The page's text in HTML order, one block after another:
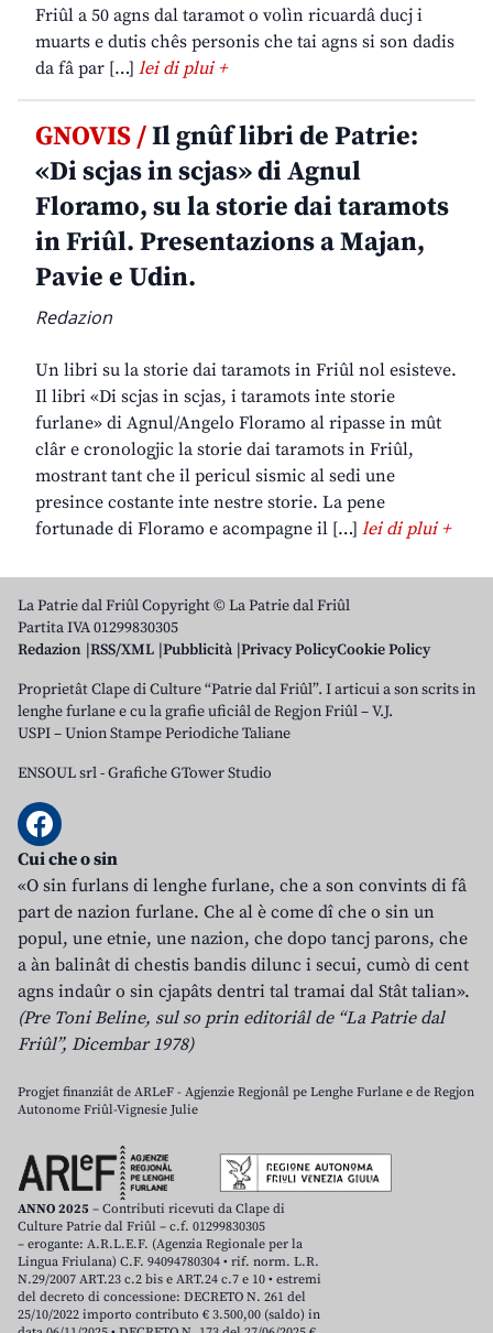
Friûl a 50 agns dal taramot o volìn ricuardâ ducj i
muarts e dutis chês personis che tai agns si son dadis
da fâ par […] lei di plui +
GNOVIS /Il gnûf libri de Patrie:
«Di scjas in scjas» di Agnul
Floramo, su la storie dai taramots
in Friûl. Presentazions a Majan,
Pavie e Udin.
Redazion
Un libri su la storie dai taramots in Friûl nol esisteve.
Il libri «Di scjas in scjas, i taramots inte storie
furlane» di Agnul/Angelo Floramo al ripasse in mût
clâr e cronologjic la storie dai taramots in Friûl,
mostrant tant che il pericul sismic al sedi une
presince costante inte nestre storie. La pene
fortunade di Floramo e acompagne il […] lei di plui +
La Patrie dal Friûl Copyright © La Patrie dal Friûl
Partita IVA 01299830305
Redazion RSS/XML Pubblicità Privacy PolicyCookie Policy
Proprietât Clape di Culture “Patrie dal Friûl”. I articui a son scrits in
lenghe furlane e cu la grafie uficiâl de Regjon Friûl – V.J.
USPI – Union Stampe Periodiche Taliane
ENSOUL srl-Grafiche GTower Studio
Cui che o sin
«O sin furlans di lenghe furlane, che a son convints di fâ
part de nazion furlane. Che al è come dî che o sin un
popul, une etnie, une nazion, che dopo tancj parons, che
a àn balinât di chestis bandis dilunc i secui, cumò di cent
agns indaûr o sin cjapâts dentri tal tramai dal Stât talian».
(Pre Toni Beline, sul so prin editoriâl de “La Patrie dal
Friûl”, Dicembar 1978)
Progjet finanziât de ARLeF - Agjenzie Regjonâl pe Lenghe Furlane e de Regjon
Autonome Friûl-Vignesie Julie
ANNO 2025 – Contributi ricevuti da Clape di
Culture Patrie dal Friûl – c.f. 01299830305
– erogante: A.R.L.E.F. (Agenzia Regionale per la
Lingua Friulana) C.F. 94094780304 • rif. norm. L.R.
N.29/2007 ART.23 c.2 bis e ART.24 c.7 e 10 • estremi
del decreto di concessione: DECRETO N. 261 del
25/10/2022 importo contributo € 3.500,00 (saldo) in